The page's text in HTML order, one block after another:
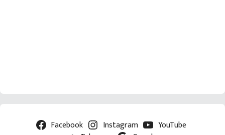
Facebook Instagram
YouTube